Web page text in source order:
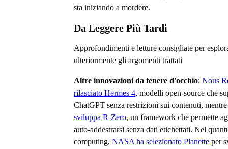
sta iniziando a mordere.
Da Leggere Più Tardi
Approfondimenti e letture consigliate per
ulteriormente gli argomenti trattati
Altre innovazioni da tenere d'occhio: Nous
rilasciato Hermes 4, modelli open-source che
ChatGPT senza restrizioni sui contenuti,
sviluppa R-Zero, un framework che permette
auto-addestrarsi senza dati etichettati. Nel
computing, NASA ha selezionato Planette per